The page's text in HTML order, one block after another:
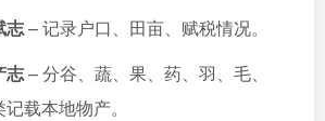
志– 记录户口、田亩、赋税情况。
志– 分谷、蔬、果、药、羽、毛、
载本地物产。